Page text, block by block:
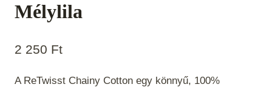
Mélylila
2 250 Ft
A ReTwisst Chainy Cotton egy könnyű, 100%